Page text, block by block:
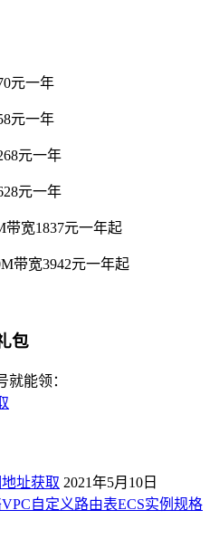
元一年
元一年
元一年
元一年
带宽1837元一年起
带宽3942元一年起
包
就能领：
址获取 2021年5月10日
自定义路由表ECS实例规格